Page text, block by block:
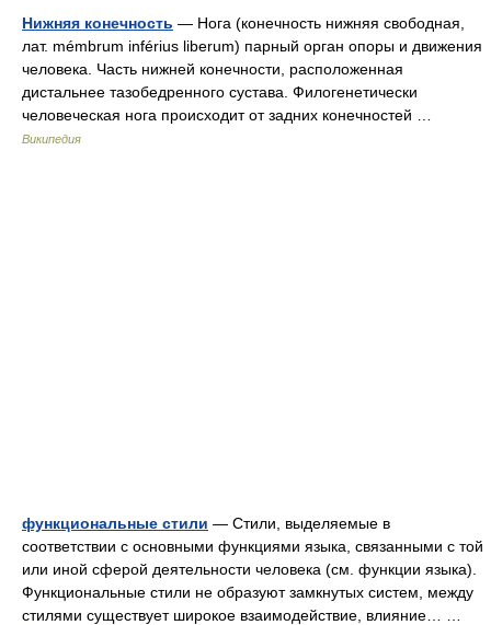
Нижняя конечность — Нога (конечность нижняя свободная,
лат. mémbrum inférius liberum) парный орган опоры и движения
человека. Часть нижней конечности, расположенная
дистальнее тазобедренного сустава. Филогенетически
человеческая нога происходит от задних конечностей …
Википедия
функциональные стили — Стили, выделяемые в
соответствии с основными функциями языка, связанными с той
или иной сферой деятельности человека (см. функции языка).
Функциональные стили не образуют замкнутых систем, между
стилями существует широкое взаимодействие, влияние… …